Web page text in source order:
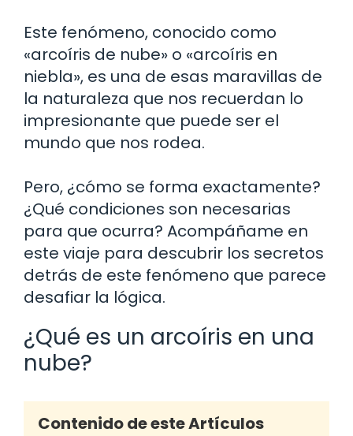
Este fenómeno, conocido como
«arcoíris de nube» o «arcoíris en
niebla», es una de esas maravillas de
la naturaleza que nos recuerdan lo
impresionante que puede ser el
mundo que nos rodea.
Pero, ¿cómo se forma exactamente?
¿Qué condiciones son necesarias
para que ocurra? Acompáñame en
este viaje para descubrir los secretos
detrás de este fenómeno que parece
desafiar la lógica.
¿Qué es un arcoíris en una
nube?
Contenido de este Artículos